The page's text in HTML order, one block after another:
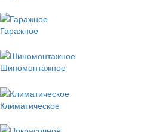
Гаражное
Шиномонтажное
Климатическое